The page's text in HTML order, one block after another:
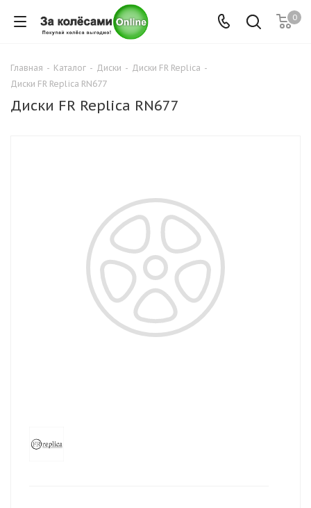
0
Главная - Каталог - Диски - Диски FR Replica -
Диски FR Replica RN677
Диски FR Replica RN677